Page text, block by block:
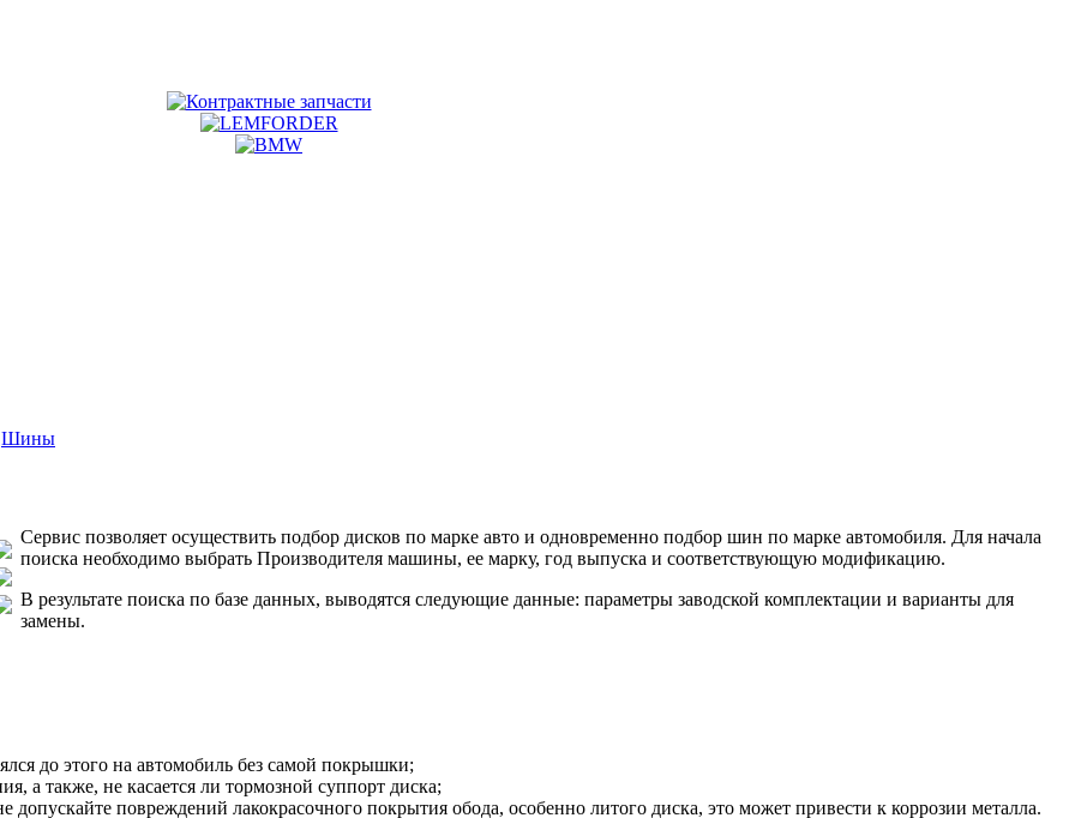
Шины
Сервис позволяет осуществить подбор дисков по марке авто и одновременно подбор шин по марке автомобиля. Для начала
поиска необходимо выбрать Производителя машины, ее марку, год выпуска и соответствующую модификацию.
В результате поиска по базе данных, выводятся следующие данные: параметры заводской комплектации и варианты для
замены.
до этого на автомобиль без самой покрышки;
а также, не касается ли тормозной суппорт диска;
повреждений лакокрасочного покрытия обода, особенно литого диска, это может привести к коррозии металла.